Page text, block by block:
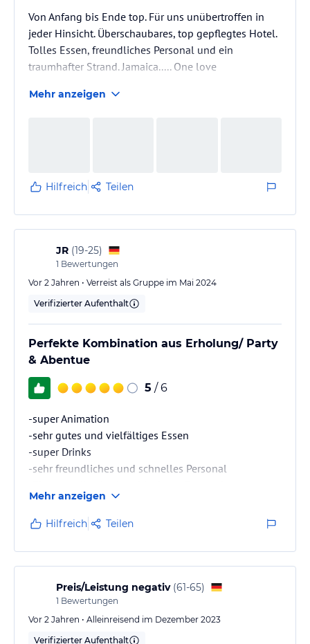
Von Anfang bis Ende top. Für uns unübertroffen in
jeder Hinsicht. Überschaubares, top gepflegtes Hotel.
Tolles Essen, freundliches Personal und ein
traumhafter Strand. Jamaica..... One love
Mehr anzeigen
Hilfreich Teilen
JR (19-25)
1 Bewertungen
Vor 2 Jahren • Verreist als Gruppe im Mai 2024
Verifizierter Aufenthalt
Perfekte Kombination aus Erholung/ Party
& Abentue
5 / 6
-super Animation
-sehr gutes und vielfältiges Essen
-super Drinks
-sehr freundliches und schnelles Personal
Mehr anzeigen
Hilfreich Teilen
Preis/Leistung negativ (61-65)
1 Bewertungen
Vor 2 Jahren • Alleinreisend im Dezember 2023
Verifizierter Aufenthalt